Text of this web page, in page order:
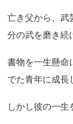
亡き父から、武
分の武を磨き続
書物を一生懸命
でた青年に成長
しかし彼の一生